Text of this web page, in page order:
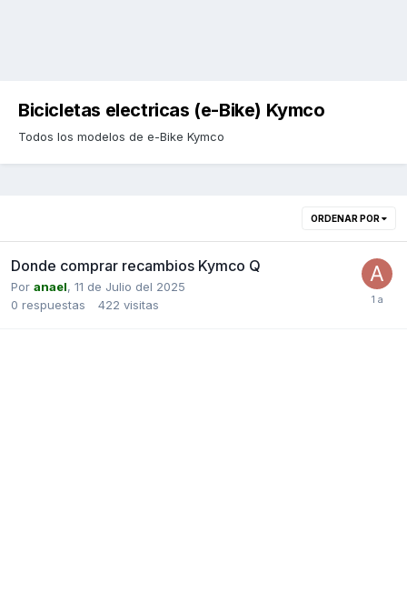
Bicicletas electricas (e-Bike) Kymco
Todos los modelos de e-Bike Kymco
ORDENAR POR
Donde comprar recambios Kymco Q
Por anael, 11 de Julio del 2025
0 respuestas 422 visitas